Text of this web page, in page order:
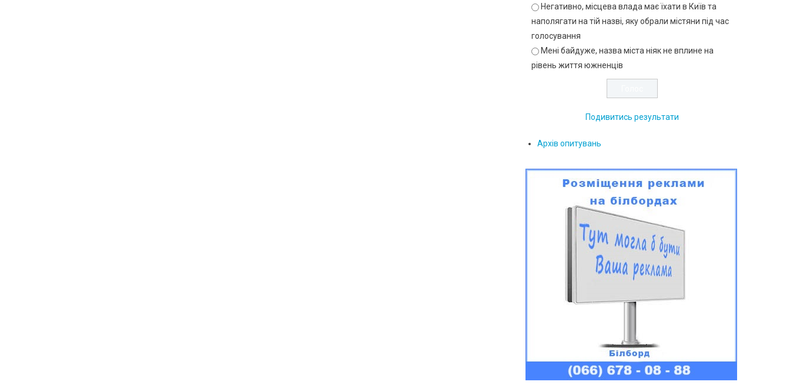
Негативно, місцева влада має їхати в Київ та
наполягати на тій назві, яку обрали містяни під час
голосування
Мені байдуже, назва міста ніяк не вплине на
рівень життя южненців
Подивитись результати
Архів опитувань